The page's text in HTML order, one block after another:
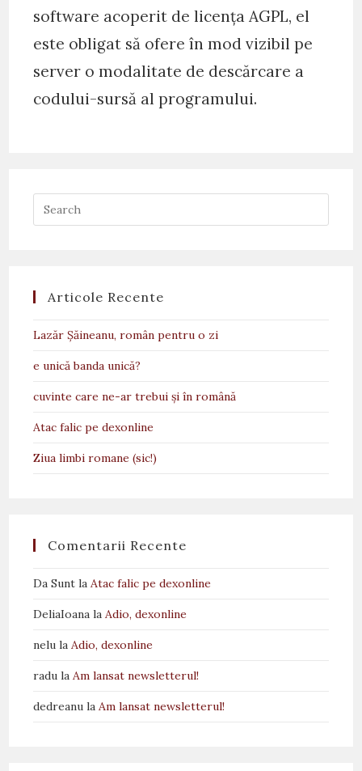
software acoperit de licența AGPL, el
este obligat să ofere în mod vizibil pe
server o modalitate de descărcare a
codului-sursă al programului.
Articole Recente
Lazăr Șăineanu, român pentru o zi
e unică banda unică?
cuvinte care ne-ar trebui și în română
Atac falic pe dexonline
Ziua limbi romane (sic!)
Comentarii Recente
Da Sunt laAtac falic pe dexonline
DeliaIoana laAdio, dexonline
nelu laAdio, dexonline
radu laAm lansat newsletterul!
dedreanu laAm lansat newsletterul!